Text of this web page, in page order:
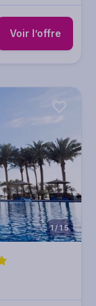
Voir l’offre
1/15